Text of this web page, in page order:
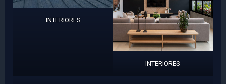
INTERIORES
INTERIORES